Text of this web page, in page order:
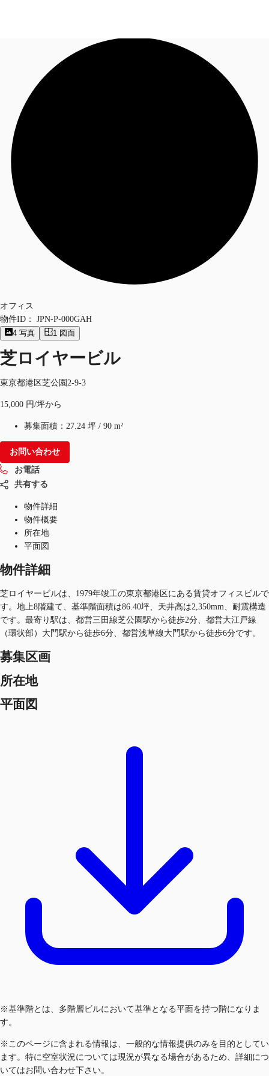
オフィス・事務所
倉庫・物流センター
お電話
オフィス
物件ID：
JPN-P-000GAH
4 写真 1 図面
芝ロイヤービル
東京都港区芝公園2-9-3
15,000 円/坪から
募集面積： 27.24 坪 / 90 m²
お問い合わせ
お電話
共有する
物件詳細
物件概要
所在地
平面図
物件詳細
芝ロイヤービルは、1979年竣工の東京都港区にある賃貸オフィスビルで
す。地上8階建て、基準階面積は86.40坪、天井高は2,350mm、耐震構造
です。最寄り駅は、都営三田線芝公園駅から徒歩2分、都営大江戸線
（環状部）大門駅から徒歩6分、都営浅草線大門駅から徒歩6分です。
募集区画
所在地
平面図
※基準階とは、多階層ビルにおいて基準となる平面を持つ階になりま
す。
※このページに含まれる情報は、一般的な情報提供のみを目的としてい
ます。特に空室状況については現況が異なる場合があるため、詳細につ
いてはお問い合わせ下さい。